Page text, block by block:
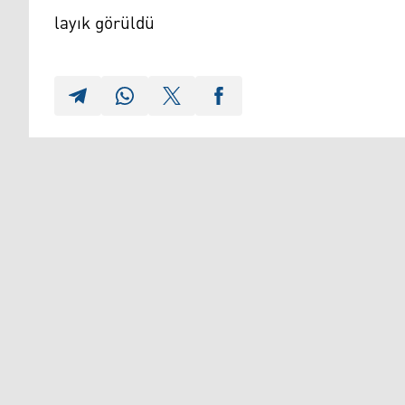
layık görüldü